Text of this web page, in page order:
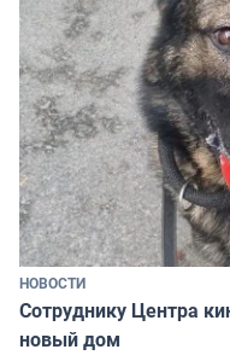
НОВОСТИ
Сотруднику Центра
новый дом